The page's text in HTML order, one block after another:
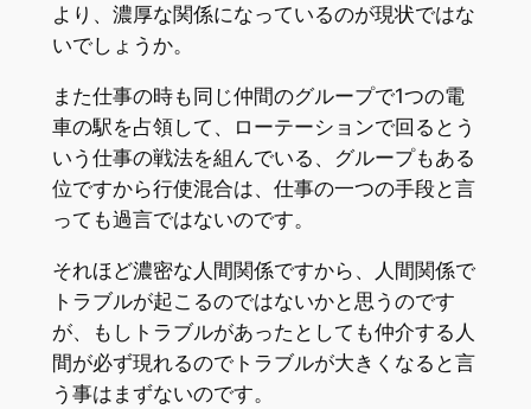
より、濃厚な関係になっているのが現状ではな
いでしょうか。
また仕事の時も同じ仲間のグループで1つの電
車の駅を占領して、ローテーションで回るとう
いう仕事の戦法を組んでいる、グループもある
位ですから行使混合は、仕事の一つの手段と言
っても過言ではないのです。
それほど濃密な人間関係ですから、人間関係で
トラブルが起こるのではないかと思うのです
が、もしトラブルがあったとしても仲介する人
間が必ず現れるのでトラブルが大きくなると言
う事はまずないのです。